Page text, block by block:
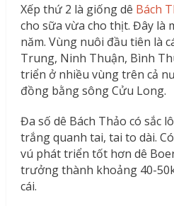
Xếp thứ 2 là giống dê Bách
cho sữa vừa cho thịt. Đây là
năm. Vùng nuôi đầu tiên là
Trung, Ninh Thuận, Bình
triển ở nhiều vùng trên cả
đồng bằng sông Cửu Long.
Đa số dê Bách Thảo có sắc
trắng quanh tai, tai to dài.
vú phát triển tốt hơn dê
trưởng thành khoảng 40-
cái.